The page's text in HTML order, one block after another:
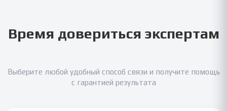
Время довериться экспертам
Выберите любой удобный способ связи и получите помощь
с гарантией результата